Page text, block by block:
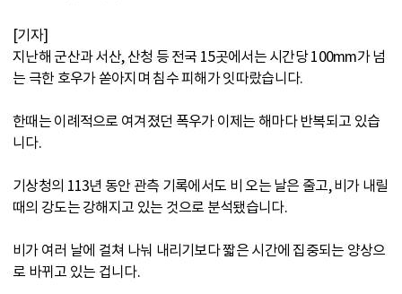
[기자]
지난해 군산과 서산, 산청 등 전국 15곳에서는 시간당 100mm가 넘
는 극한 호우가 쏟아지며 침수 피해가 잇따랐습니다.
한때는 이례적으로 여겨졌던 폭우가 이제는 해마다 반복되고 있습
니다.
기상청의 113년 동안 관측 기록에서도 비 오는 날은 줄고, 비가 내릴
때의 강도는 강해지고 있는 것으로 분석됐습니다.
비가 여러 날에 걸쳐 나눠 내리기보다 짧은 시간에 집중되는 양상으
로 바뀌고 있는 겁니다.